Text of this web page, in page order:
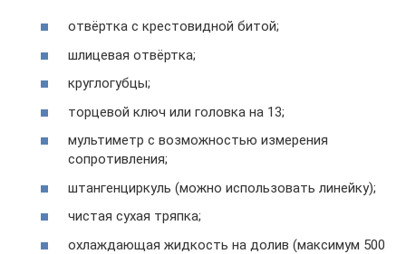
отвёртка с крестовидной битой;
шлицевая отвёртка;
круглогубцы;
торцевой ключ или головка на 13;
мультиметр с возможностью измерения
сопротивления;
штангенциркуль (можно использовать линейку);
чистая сухая тряпка;
охлаждающая жидкость на долив (максимум 500